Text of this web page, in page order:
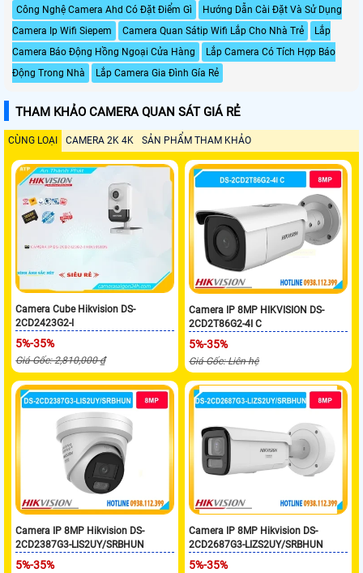
Công Nghệ Camera Ahd Có Đặt Điểm Gì
Hướng Dẫn Cài Đặt Và Sử Dụng
Camera Ip Wifi Siepem
Camera Quan Sátip Wifi Lắp Cho Nhà Trẻ
Lắp
Camera Báo Động Hồng Ngoại Cửa Hàng
Lắp Camera Có Tích Hợp Báo
Động Trong Nhà
Lắp Camera Gia Đình Gía Rẻ
THAM KHẢO CAMERA QUAN SÁT GIÁ RẺ
CÙNG LOẠI CAMERA 2K 4K SẢN PHẨM THAM KHẢO
Camera Cube Hikvision DS-
2CD2423G2-I
5%-35%
Giá Gốc: 2,810,000 ₫
Camera IP 8MP HIKVISION DS-
2CD2T86G2-4I C
5%-35%
Giá Gốc: Liên hệ
Camera IP 8MP Hikvision DS-
2CD2387G3-LIS2UY/SRBHUN
5%-35%
Camera IP 8MP Hikvision DS-
2CD2687G3-LIZS2UY/SRBHUN
5%-35%